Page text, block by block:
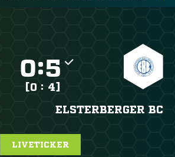
:
[0 : 4]
ELSTERBERGER BC
LIVETICKER